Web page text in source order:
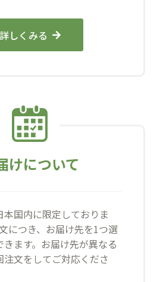
詳しくみる
けについて
本国内に限定しておりま
につき、お届け先を1つ選
ます。お届け先が異なる
注文をしてご対応くださ